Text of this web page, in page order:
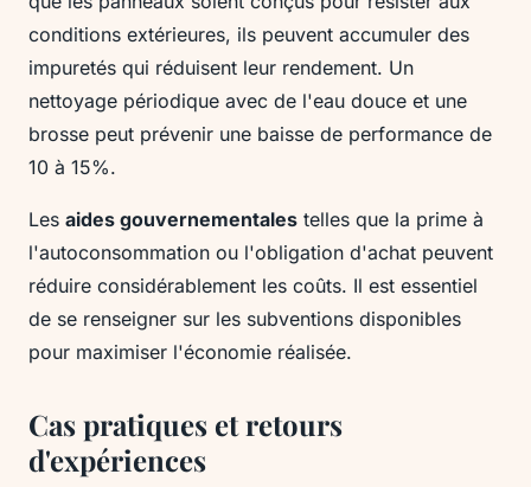
conditions extérieures, ils peuvent accumuler des
impuretés qui réduisent leur rendement. Un
nettoyage périodique avec de l'eau douce et une
brosse peut prévenir une baisse de performance de
10 à 15%.
Les aides gouvernementales telles que la prime à
l'autoconsommation ou l'obligation d'achat peuvent
réduire considérablement les coûts. Il est essentiel
de se renseigner sur les subventions disponibles
pour maximiser l'économie réalisée.
Cas pratiques et retours
d'expériences